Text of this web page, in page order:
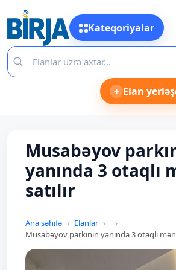
Kateqoriyalar
+ Elan
Musabəyov
yanında 3 otaqlı
satılır
Ana səhifə
Elanlar
Musabəyov parkının yanında 3 otaqlı